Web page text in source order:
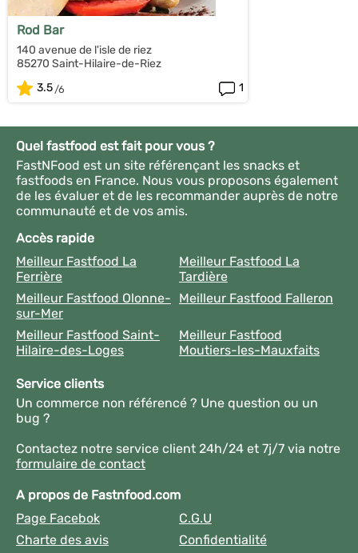
Rod Bar
140 avenue de l'isle de riez
85270 Saint-Hilaire-de-Riez
3.5
1
Quel fastfood est fait pour vous ?
FastNFood est un site référençant les snacks et
fastfoods en France. Nous vous proposons également
de les évaluer et de les recommander auprès de notre
communauté et de vos amis.
Accès rapide
Meilleur Fastfood La
Ferrière
Meilleur Fastfood La
Tardière
Meilleur Fastfood Olonne-
sur-Mer
Meilleur Fastfood Falleron
Meilleur Fastfood Saint-
Hilaire-des-Loges
Meilleur Fastfood
Moutiers-les-Mauxfaits
Service clients
Un commerce non référencé ? Une question ou un
bug ?
Contactez notre service client 24h/24 et 7j/7 via notre
formulaire de contact
A propos de Fastnfood.com
Page Facebok
C.G.U
Charte des avis
Confidentialité